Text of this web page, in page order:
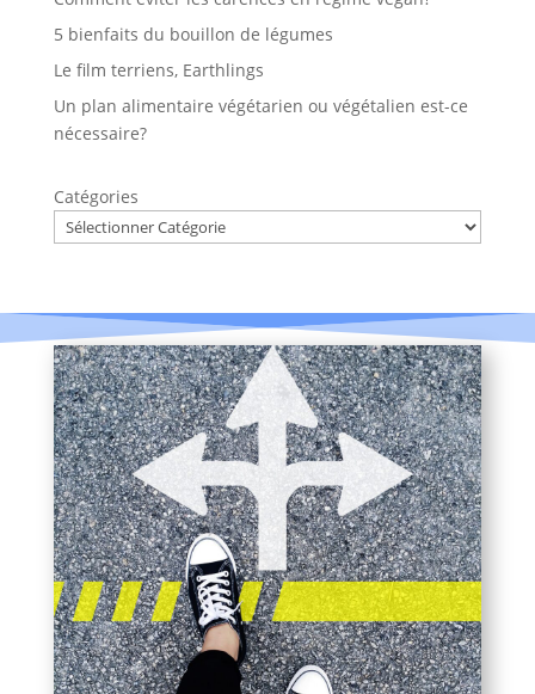
5 bienfaits du bouillon de légumes
Le film terriens, Earthlings
Un plan alimentaire végétarien ou végétalien est-ce
nécessaire?
Catégories